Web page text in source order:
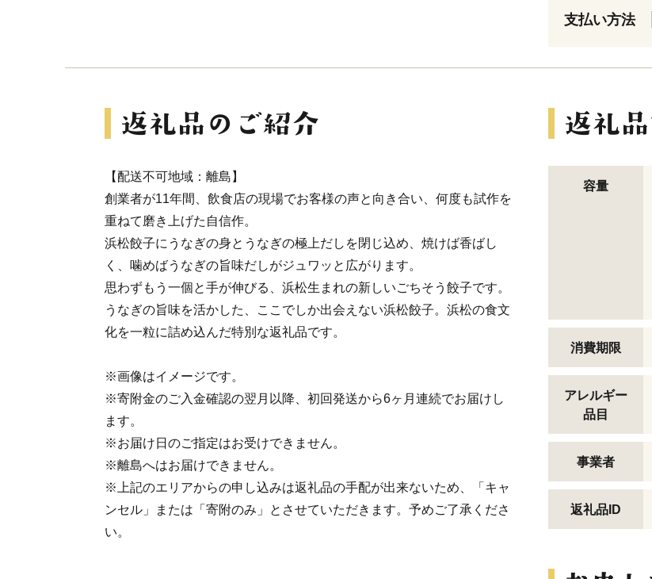
支払い方法
【配送不可地域：離島】
創業者が11年間、飲食店の現場でお客様の声と向き合い、何度も試作を
重ねて磨き上げた自信作。
浜松餃子にうなぎの身とうなぎの極上だしを閉じ込め、焼けば香ばし
く、噛めばうなぎの旨味だしがジュワッと広がります。
思わずもう一個と手が伸びる、浜松生まれの新しいごちそう餃子です。
うなぎの旨味を活かした、ここでしか出会えない浜松餃子。浜松の食文
化を一粒に詰め込んだ特別な返礼品です。
※画像はイメージです。
※寄附金のご入金確認の翌月以降、初回発送から6ヶ月連続でお届けし
ます。
※お届け日のご指定はお受けできません。
※離島へはお届けできません。
※上記のエリアからの申し込みは返礼品の手配が出来ないため、「キャ
ンセル」または「寄附のみ」とさせていただきます。予めご了承くださ
い。
容量
消費期限
アレルギー
品目
事業者
返礼品ID